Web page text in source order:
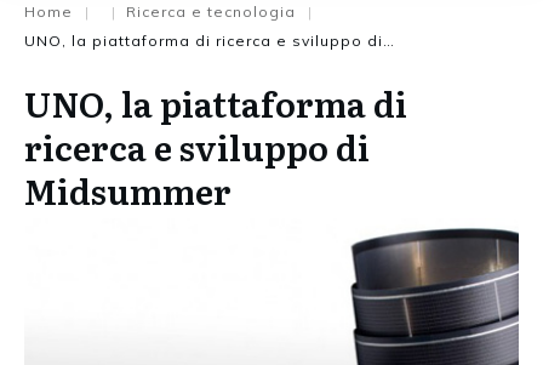
Home | | Ricerca e tecnologia
|
UNO, la piattaforma di
ricerca e sviluppo di
Midsummer